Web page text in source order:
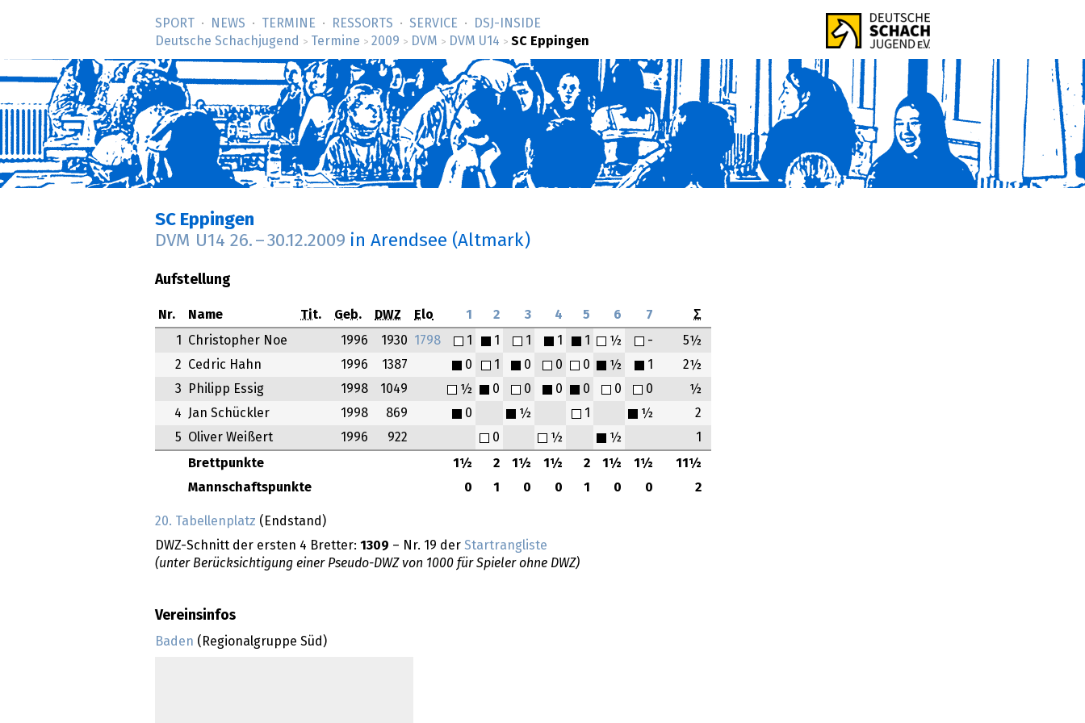
SPORT NEWS TERMINE RESSORTS SERVICE
DSJ-­INSIDE
Deutsche Schachjugend
> Termine > 2009 > DVM > DVM U14 > SC Eppingen
SC Eppingen
DVM U14 26. –30.12.2009 in Arendsee (Altmark)
Aufstellung
Nr. Name Tit. Geb. DWZ Elo 1 2 3 4 5 6 7 Σ
Brettpunkte 1½ 2 1½ 1½ 2 1½ 1½
11½
Mannschaftspunkte
0 1 0 0 1 0 0 2
1 Christopher Noe 1996 1930 1798 1 1 1 1 1 ½ -
5½
2
Cedric Hahn 1996 1387 0 1 0 0 0 ½ 1
2½
3
Philipp Essig 1998 1049 ½ 0 0 0 0 0 0
½
4
Jan Schückler 1998 869 0 ½ 1 ½
2
5
Oliver Weißert 1996 922 0 ½ ½ 1
20. Tabellenplatz (Endstand)
DWZ-Schnitt der ersten 4 Bretter: 1309 – Nr. 19 der Startrangliste
(unter Berücksichtigung einer Pseudo-DWZ von 1000 für Spieler ohne DWZ)
Vereinsinfos
Baden (Regionalgruppe Süd)